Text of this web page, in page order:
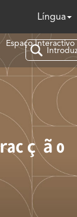
Língua
Espaço Interactivo